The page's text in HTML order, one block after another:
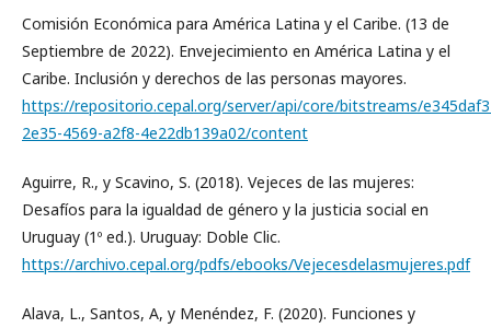
Comisión Económica para América Latina y el Caribe. (13 de
Septiembre de 2022). Envejecimiento en América Latina y el
Caribe. Inclusión y derechos de las personas mayores.
https://repositorio.cepal.org/server/api/core/bitstreams/
2e35-4569-a2f8-4e22db139a02/content
Aguirre, R., y Scavino, S. (2018). Vejeces de las mujeres:
Desafíos para la igualdad de género y la justicia social en
Uruguay (1º ed.). Uruguay: Doble Clic.
https://archivo.cepal.org/pdfs/ebooks/Vejecesdelasmujeres.pdf
Alava, L., Santos, A, y Menéndez, F. (2020). Funciones y